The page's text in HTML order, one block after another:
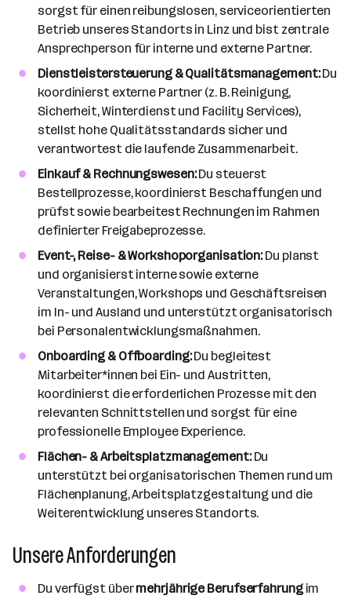
e
sorgst für einen reibungslosen, serviceorientierten
Betrieb unseres Standorts in Linz und bist zentrale
Ansprechperson für interne und externe Partner.
Dienstleistersteuerung & Qualitätsmanagement:Du
koordinierst externe Partner (z. B. Reinigung,
Sicherheit, Winterdienst und Facility Services),
stellst hohe Qualitätsstandards sicher und
verantwortest die laufende Zusammenarbeit.
Einkauf & Rechnungswesen:Du steuerst
Bestellprozesse, koordinierst Beschaffungen und
prüfst sowie bearbeitest Rechnungen im Rahmen
definierter Freigabeprozesse.
Event-, Reise- & Workshoporganisation:Du planst
und organisierst interne sowie externe
Veranstaltungen, Workshops und Geschäftsreisen
im In- und Ausland und unterstützt organisatorisch
bei Personalentwicklungsmaßnahmen.
Onboarding & Offboarding:Du begleitest
Mitarbeiter*innen bei Ein- und Austritten,
koordinierst die erforderlichen Prozesse mit den
relevanten Schnittstellen und sorgst für eine
professionelle Employee Experience.
Flächen- & Arbeitsplatzmanagement:Du
unterstützt bei organisatorischen Themen rund um
Flächenplanung, Arbeitsplatzgestaltung und die
Weiterentwicklung unseres Standorts.
Unsere Anforderungen
Du verfügst übermehrjährige Berufserfahrungim